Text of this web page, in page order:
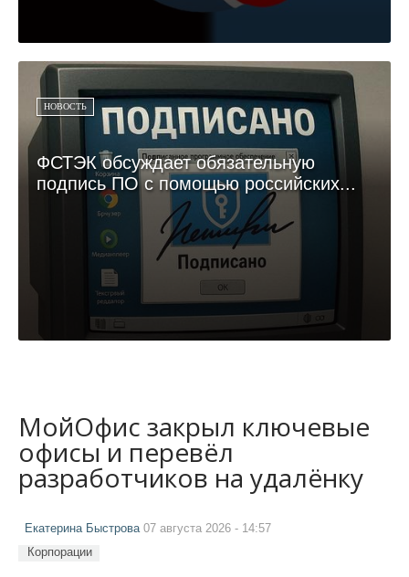
НОВОСТЬ
ФСТЭК обсуждает обязательную
подпись ПО с помощью российских...
МойОфис закрыл ключевые
офисы и перевёл
разработчиков на удалёнку
Екатерина Быстрова07 августа 2026 - 14:57
Корпорации